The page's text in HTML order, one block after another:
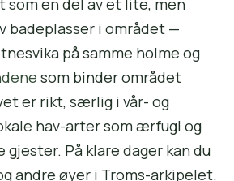
som en del av et lite, men
badeplasser i området —
på samme holme og
som binder området
er rikt, særlig i vår- og
hav-arter som ærfugl og
På klare dager kan du
andre øyer i Troms-arkipelet.